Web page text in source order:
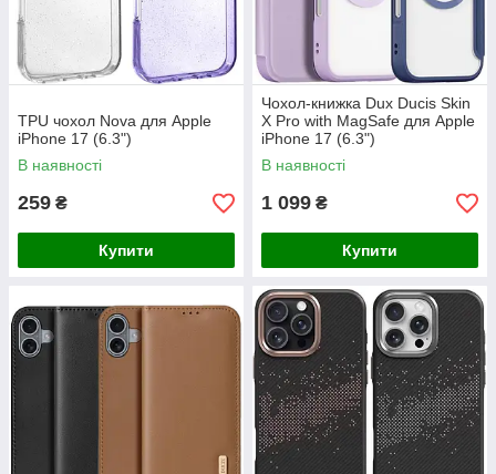
TPU чохол Nova для Apple
iPhone 17 (6.3")
В наявності
259 ₴
Купити
Чохол-книжка Dux Ducis Skin
X Pro with MagSafe для Apple
iPhone 17 (6.3")
В наявності
1 099 ₴
Купити